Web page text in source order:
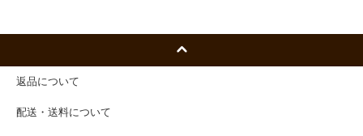
返品について
配送・送料について